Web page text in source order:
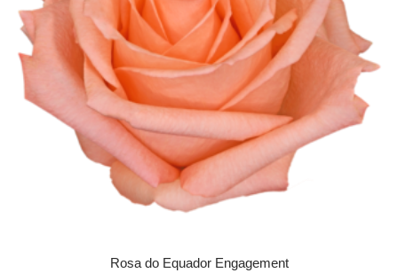
Rosa do Equador Engagement